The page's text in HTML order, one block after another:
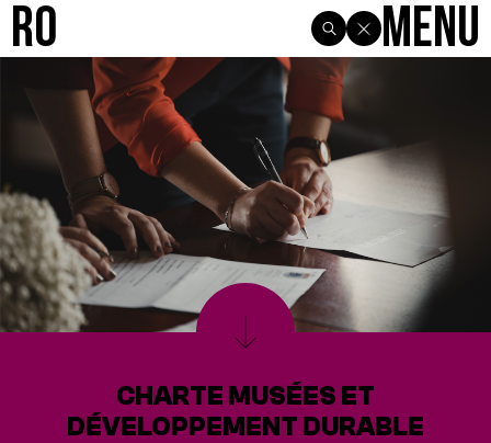
R0 Menu
CHARTE MUSÉES ET
DÉVELOPPEMENT DURABLE